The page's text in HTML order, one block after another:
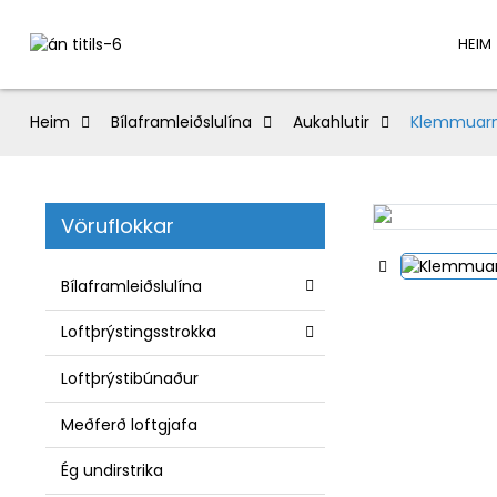
HEIM
Heim Bílaframleiðslulína Aukahlutir
Vöruflokkar
Bílaframleiðslulína
Loftþrýstingsstrokka
Loftþrýstibúnaður
Meðferð loftgjafa
Ég undirstrika